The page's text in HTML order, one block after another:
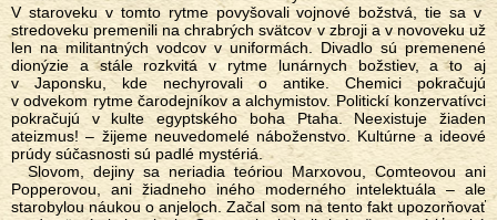
V staroveku v tomto rytme povyšovali vojnové božstvá, tie sa v
stredoveku premenili na chrabrých svätcov v zbroji a v novoveku už
len na militantných vodcov v uniformách. Divadlo sú premenené
dionýzie a stále rozkvitá v rytme lunárnych božstiev, a to aj
v Japonsku, kde nechyrovali o antike. Chemici pokračujú
v odvekom rytme čarodejníkov a alchymistov. Politickí konzervatívci
pokračujú v kulte egyptského boha Ptaha. Neexistuje žiaden
ateizmus! – žijeme neuvedomelé náboženstvo. Kultúrne a ideové
prúdy súčasnosti sú padlé mystériá.
Slovom, dejiny sa neriadia teóriou Marxovou, Comteovou ani
Popperovou, ani žiadneho iného moderného intelektuála – ale
starobylou náukou o anjeloch. Začal som na tento fakt upozorňovať